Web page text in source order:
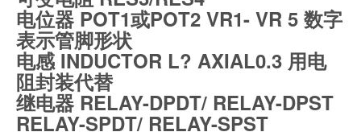
电位器 POT1或POT2 VR1- VR 5 数字
表示管脚形状
电感 INDUCTOR L? AXIAL0.3 用电
阻封装代替
继电器 RELAY-DPDT/ RELAY-DPST
RELAY-SPDT/ RELAY-SPST